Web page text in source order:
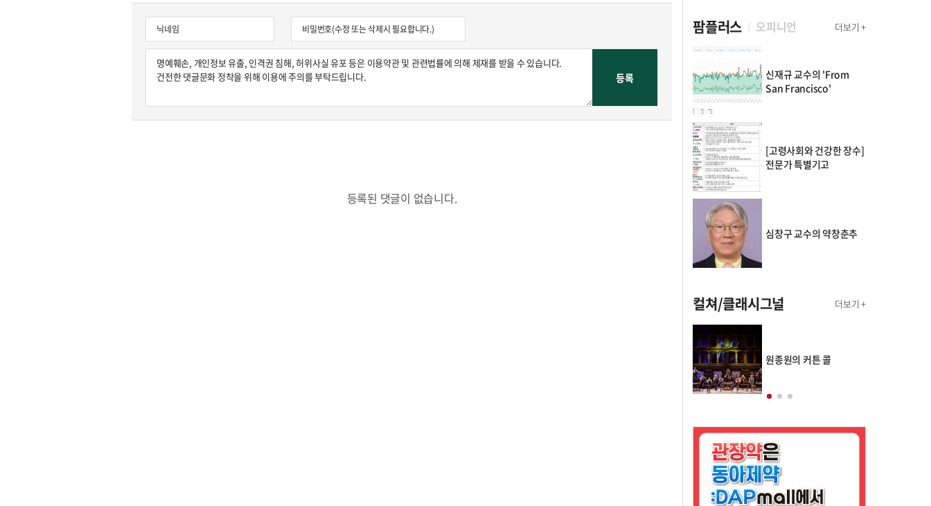
등록된 댓글이 없습니다.
팜플러스 오피니언 더보기 +
신재규 교수의 'From
San Francisco'
[고령사회와 건강한 장수]
전문가 특별기고
심창구 교수의 약창춘추
컬쳐/클래시그널 더보기 +
원종원의 커튼 콜